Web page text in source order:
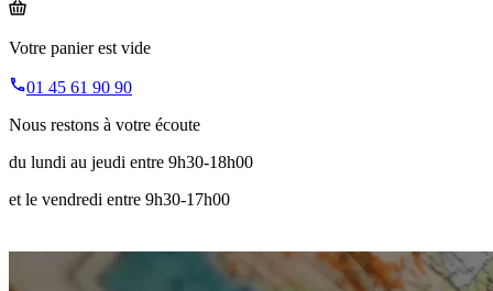
Votre panier est vide
01 45 61 90 90
Nous restons à votre écoute
du lundi au jeudi entre 9h30-18h00
et le vendredi entre 9h30-17h00